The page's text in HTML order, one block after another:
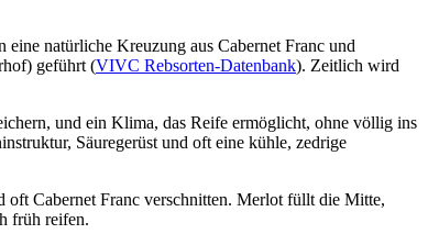
eine natürliche Kreuzung aus Cabernet Franc und
geführt (VIVC Rebsorten-Datenbank). Zeitlich wird
und ein Klima, das Reife ermöglicht, ohne völlig ins
Säuregerüst und oft eine kühle, zedrige
Cabernet Franc verschnitten. Merlot füllt die Mitte,
früh reifen.